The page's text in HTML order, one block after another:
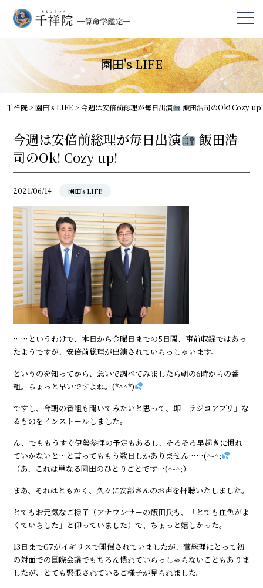
園田's LIFE
千祥院>園田's LIFE>今週は安倍前総理が毎日出演 飯田浩司のOk! Cozy up!
今週は安倍前総理が毎日出演
飯田浩
司のOk! Cozy up!
2021/06/14 園田's LIFE
……というわけで、本日から金曜日までの5日間、事前収録ではあっ
たようですが、安倍前総理が出演されていらっしゃいます。
というのを知ってから、急いで調べてみましたら朝の6時からの番
組。ちょっと早いですよね。(*^^*)
ですし、今朝の番組も聞いてみたいと思って、即「ラジコアプリ」な
るものをインストールしました。
ん、でももうすぐ伊勢参拝の予定もあるし、そろそろ早起きに慣れ
ていかないと…と言ってももう数日しかありません……(^-^;
（あ、これは単なる園田のひとりごとです…(^-^;）
まあ、それはともかく、久々に安部さんのお声を拝聴いたしました。
とてもお元気なご様子（アナウンサーの飯田氏も、「とても血色がよ
くていらした」と仰っていました）で、ちょっと嬉しかった。
13日までG7がイギリスで開催されていましたが、菅総理にとって初
の対面での国際会議でもちろん慣れていらっしゃらないこともありま
したが、とても緊張されているご様子が見られました。